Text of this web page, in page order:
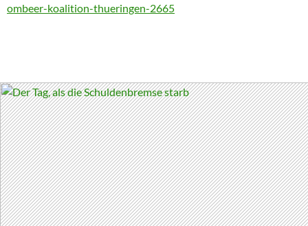
ombeer-koalition-thueringen-2665